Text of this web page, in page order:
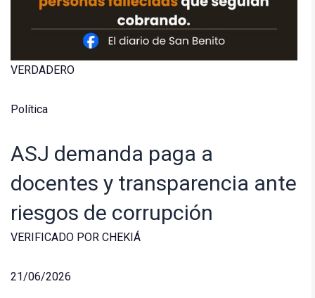
VERDADERO
Política
ASJ demanda paga a
docentes y transparencia ante
riesgos de corrupción
VERIFICADO POR CHEKIÁ
21/06/2026